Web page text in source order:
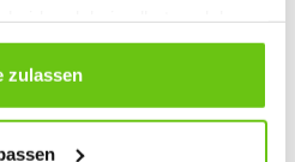
Sie Ihre Zustimmung,
– in diesem Fall werden nur
Besuch unserer Website
zulassen